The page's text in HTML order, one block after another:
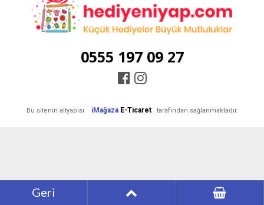
0555 197 09 27
Geri
Bu sitenin altyapısı iMağaza E-Ticaret tarafından sağlanmaktadır.